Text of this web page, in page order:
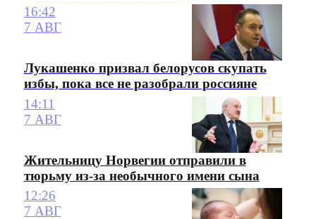
16:42
7 АВГ
Лукашенко призвал белорусов скупать
избы, пока все не разобрали россияне
14:11
7 АВГ
Жительницу Норвегии отправили в
тюрьму из-за необычного имени сына
12:26
7 АВГ